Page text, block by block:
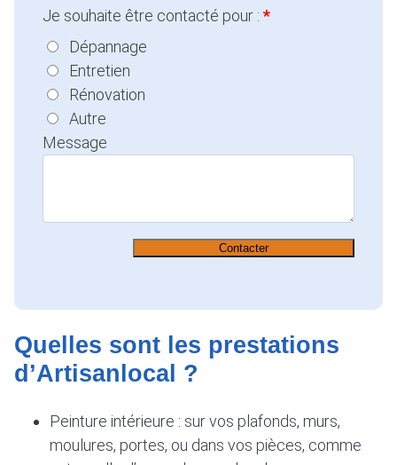
Je souhaite être contacté pour :
Dépannage
Entretien
Rénovation
Autre
Message
Contacter
Quelles sont les prestations
d’Artisanlocal ?
Peinture intérieure : sur vos plafonds, murs,
moulures, portes, ou dans vos pièces, comme